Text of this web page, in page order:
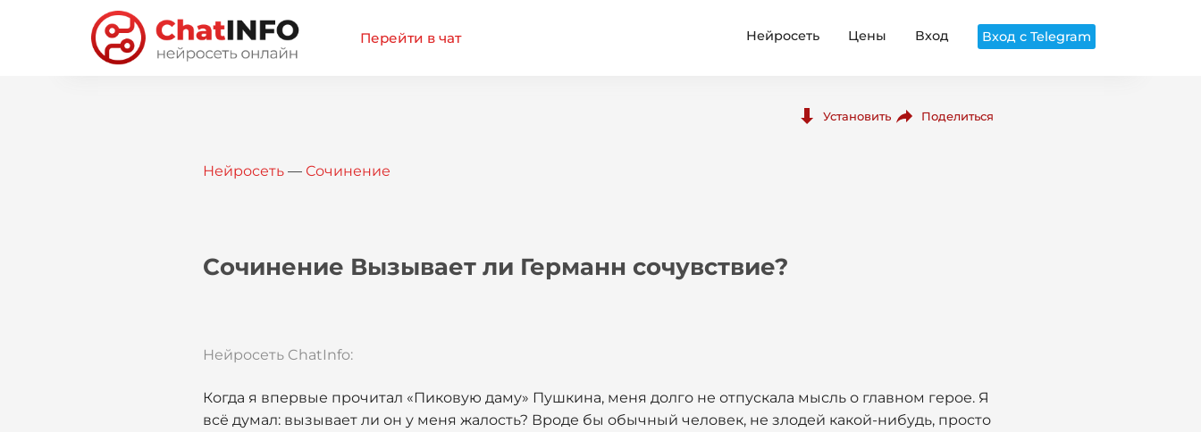
Перейти в чат Нейросеть Цены Вход Вход с Telegram
Установить Поделиться
Нейросеть — Сочинение
Сочинение Вызывает ли Германн сочувствие?
Нейросеть ChatInfo:
Когда я впервые прочитал «Пиковую даму» Пушкина, меня долго не отпускала мысль о главном герое. Я
всё думал: вызывает ли он у меня жалость? Вроде бы обычный человек, не злодей какой-нибудь, просто